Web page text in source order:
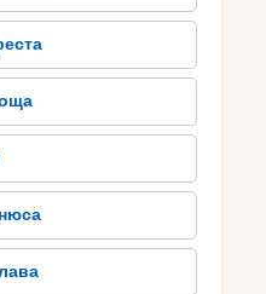
Здесь можно
коралловых
мир.
для туристов,
наследие и
такие
Долина Царей и
своей красотой и
А коралловый
позволяет